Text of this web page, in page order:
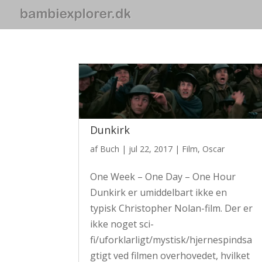
Dunkirk
af Buch | jul 22, 2017 | Film, Oscar
One Week – One Day – One Hour
Dunkirk er umiddelbart ikke en
typisk Christopher Nolan-film. Der er
ikke noget sci-
fi/uforklarligt/mystisk/hjernespindsa
gtigt ved filmen overhovedet, hvilket